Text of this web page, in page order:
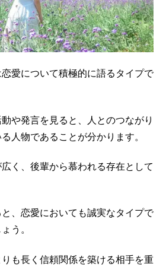
愛について積極的に語るタイプで
や発言を見ると、人とのつながり
人物であることが分かります。
く、後輩から慕われる存在として
、恋愛においても誠実なタイプで
う。
も長く信頼関係を築ける相手を重